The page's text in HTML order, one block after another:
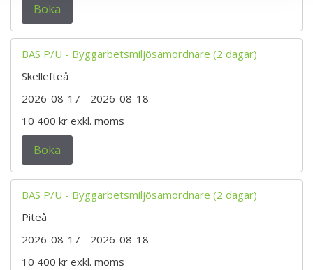
Boka
BAS P/U - Byggarbetsmiljösamordnare (2 dagar)
Skellefteå
2026-08-17 - 2026-08-18
10 400 kr exkl. moms
Boka
BAS P/U - Byggarbetsmiljösamordnare (2 dagar)
Piteå
2026-08-17 - 2026-08-18
10 400 kr exkl. moms